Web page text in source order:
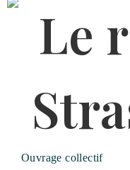
Ouvrage collectif